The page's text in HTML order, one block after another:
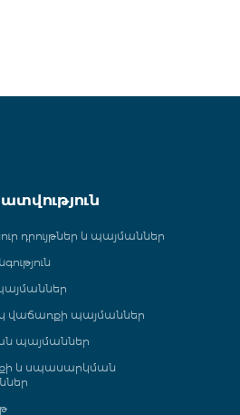
դրույթներ և պայմաններ
վաճառքի պայմաններ
պայմաններ
և սպասարկման